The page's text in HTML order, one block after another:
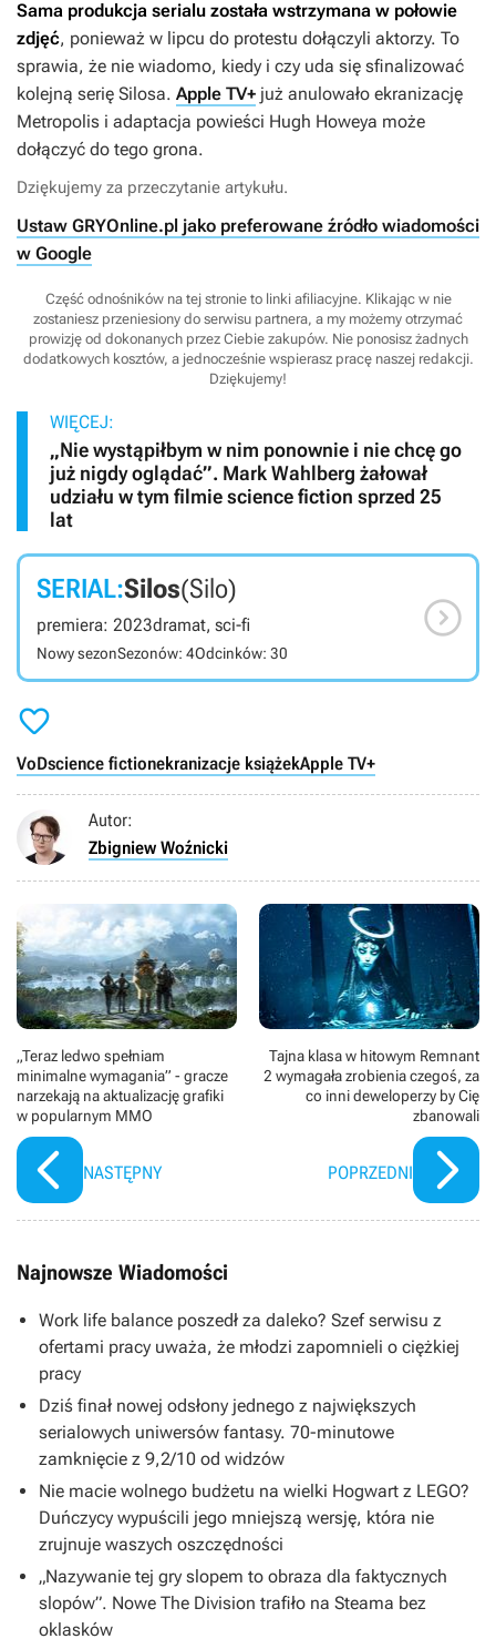
Sama produkcja serialu została wstrzymana w połowie
zdjęć, ponieważ w lipcu do protestu dołączyli aktorzy. To
sprawia, że nie wiadomo, kiedy i czy uda się sfinalizować
kolejną serię Silosa. Apple TV+ już anulowało ekranizację
Metropolis i adaptacja powieści Hugh Howeya może
dołączyć do tego grona.
Dziękujemy za przeczytanie artykułu.
Ustaw GRYOnline.pl jako preferowane źródło wiadomości
w Google
Część odnośników na tej stronie to linki afiliacyjne. Klikając w nie
zostaniesz przeniesiony do serwisu partnera, a my możemy otrzymać
prowizję od dokonanych przez Ciebie zakupów. Nie ponosisz żadnych
dodatkowych kosztów, a jednocześnie wspierasz pracę naszej redakcji.
Dziękujemy!
WIĘCEJ:
„Nie wystąpiłbym w nim ponownie i nie chcę go
już nigdy oglądać”. Mark Wahlberg żałował
udziału w tym filmie science fiction sprzed 25
lat
SERIAL:Silos(Silo)
premiera: 2023dramat, sci-fi
Nowy sezonSezonów: 4Odcinków: 30


VoDscience fictionekranizacje książekApple TV+
Autor:
Zbigniew Woźnicki
„Teraz ledwo spełniam
minimalne wymagania” - gracze
narzekają na aktualizację grafiki
w popularnym MMO
NASTĘPNY
Tajna klasa w hitowym Remnant
2 wymagała zrobienia czegoś, za
co inni deweloperzy by Cię
zbanowali
POPRZEDNI
Najnowsze Wiadomości
Work life balance poszedł za daleko? Szef serwisu z
ofertami pracy uważa, że młodzi zapomnieli o ciężkiej
pracy
Dziś finał nowej odsłony jednego z największych
serialowych uniwersów fantasy. 70-minutowe
zamknięcie z 9,2/10 od widzów
Nie macie wolnego budżetu na wielki Hogwart z LEGO?
Duńczycy wypuścili jego mniejszą wersję, która nie
zrujnuje waszych oszczędności
„Nazywanie tej gry slopem to obraza dla faktycznych
slopów”. Nowe The Division trafiło na Steama bez
oklasków